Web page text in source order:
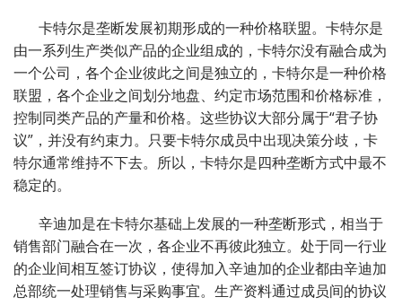
卡特尔是垄断发展初期形成的一种价格联盟。卡特尔是
由一系列生产类似产品的企业组成的，卡特尔没有融合成为
一个公司，各个企业彼此之间是独立的，卡特尔是一种价格
联盟，各个企业之间划分地盘、约定市场范围和价格标准，
控制同类产品的产量和价格。这些协议大部分属于“君子协
议”，并没有约束力。只要卡特尔成员中出现决策分歧，卡
特尔通常维持不下去。所以，卡特尔是四种垄断方式中最不
稳定的。
辛迪加是在卡特尔基础上发展的一种垄断形式，相当于
销售部门融合在一次，各企业不再彼此独立。处于同一行业
的企业间相互签订协议，使得加入辛迪加的企业都由辛迪加
总部统一处理销售与采购事宜。生产资料通过成员间的协议